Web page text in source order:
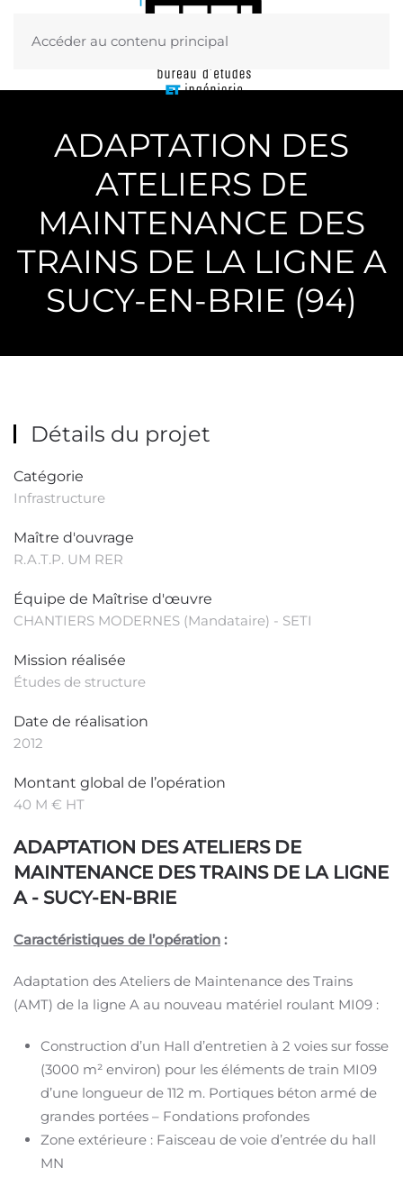
Accéder au contenu principal
Menu
ADAPTATION DES
ATELIERS DE
MAINTENANCE DES
TRAINS DE LA LIGNE A
SUCY-EN-BRIE (94)
Détails du projet
Catégorie
Infrastructure
Maître d'ouvrage
R.A.T.P. UM RER
Équipe de Maîtrise d'œuvre
CHANTIERS MODERNES (Mandataire) - SETI
Mission réalisée
Études de structure
Date de réalisation
2012
Montant global de l’opération
40 M € HT
ADAPTATION DES ATELIERS DE
MAINTENANCE DES TRAINS DE LA LIGNE
A - SUCY-EN-BRIE
Caractéristiques de l’opération :
Adaptation des Ateliers de Maintenance des Trains
(AMT) de la ligne A au nouveau matériel roulant MI09 :
Construction d’un Hall d’entretien à 2 voies sur fosse
(3000 m² environ) pour les éléments de train MI09
d’une longueur de 112 m. Portiques béton armé de
grandes portées – Fondations profondes
Zone extérieure : Faisceau de voie d’entrée du hall
MN